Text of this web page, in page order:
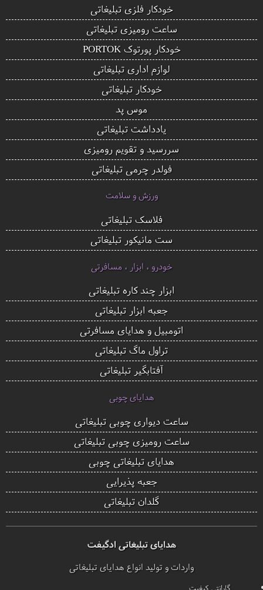
خودکار فلزی تبلیغاتی
ساعت رومیزی تبلیغاتی
خودکار پورتوک PORTOK
لوازم اداری تبلیغاتی
خودکار تبلیغاتی
موس پد
یادداشت تبلیغاتی
سررسید و تقویم رومیزی
فولدر چرمی تبلیغاتی
ورزش و سلامت
فلاسک تبلیغاتی
ست مانیکور تبلیغاتی
خودرو ، ابزار ، مسافرتی
ابزار چند کاره تبلیغاتی
جعبه ابزار تبلیغاتی
اتومبیل و هدایای مسافرتی
تراول ماگ تبلیغاتی
آفتابگیر تبلیغاتی
هدایای چوبی
ساعت دیواری چوبی تبلیغاتی
ساعت رومیزی چوبی تبلیغاتی
هدایای تبلیغاتی چوبی
جعبه پذیرایی
گلدان تبلیغاتی
هدایای تبلیغاتی ادگیفت
واردات و تولید انواع هدایای تبلیغاتی